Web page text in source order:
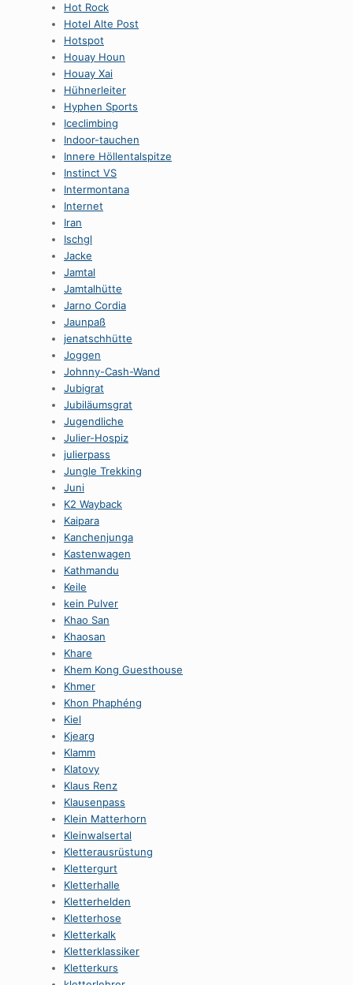
Hot Rock
Hotel Alte Post
Hotspot
Houay Houn
Houay Xai
Hühnerleiter
Hyphen Sports
Iceclimbing
Indoor-tauchen
Innere Höllentalspitze
Instinct VS
Intermontana
Internet
Iran
Ischgl
Jacke
Jamtal
Jamtalhütte
Jarno Cordia
Jaunpaß
jenatschhütte
Joggen
Johnny-Cash-Wand
Jubigrat
Jubiläumsgrat
Jugendliche
Julier-Hospiz
julierpass
Jungle Trekking
Juni
K2 Wayback
Kaipara
Kanchenjunga
Kastenwagen
Kathmandu
Keile
kein Pulver
Khao San
Khaosan
Khare
Khem Kong Guesthouse
Khmer
Khon Phaphéng
Kiel
Kjearg
Klamm
Klatovy
Klaus Renz
Klausenpass
Klein Matterhorn
Kleinwalsertal
Kletterausrüstung
Klettergurt
Kletterhalle
Kletterhelden
Kletterhose
Kletterkalk
Kletterklassiker
Kletterkurs